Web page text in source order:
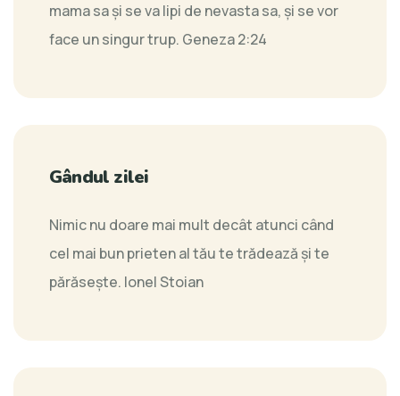
mama sa şi se va lipi de nevasta sa, şi se vor
face un singur trup. Geneza 2:24
Gândul zilei
Nimic nu doare mai mult decât atunci când
cel mai bun prieten al tău te trădează şi te
părăseşte. Ionel Stoian